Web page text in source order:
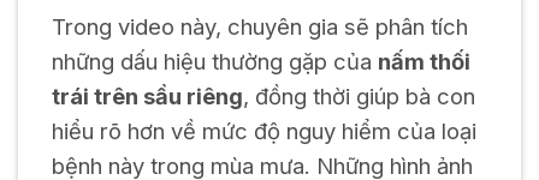
Trong video này, chuyên gia sẽ phân tích
những dấu hiệu thường gặp của nấm thối
trái trên sầu riêng, đồng thời giúp bà con
hiểu rõ hơn về mức độ nguy hiểm của loại
bệnh này trong mùa mưa. Những hình ảnh